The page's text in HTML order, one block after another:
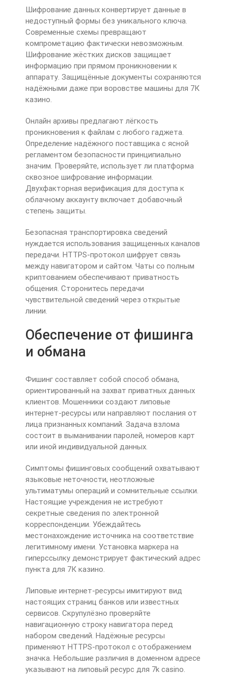
Шифрование данных конвертирует данные в
недоступный формы без уникального ключа.
Современные схемы превращают
компрометацию фактически невозможным.
Шифрование жёстких дисков защищает
информацию при прямом проникновении к
аппарату. Защищённые документы сохраняются
надёжными даже при воровстве машины для 7К
казино.
Онлайн архивы предлагают лёгкость
проникновения к файлам с любого гаджета.
Определение надёжного поставщика с ясной
регламентом безопасности принципиально
значим. Проверяйте, использует ли платформа
сквозное шифрование информации.
Двухфакторная верификация для доступа к
облачному аккаунту включает добавочный
степень защиты.
Безопасная транспортировка сведений
нуждается использования защищенных каналов
передачи. HTTPS-протокол шифрует связь
между навигатором и сайтом. Чаты со полным
криптованием обеспечивают приватность
общения. Сторонитесь передачи
чувствительной сведений через открытые
линии.
Обеспечение от фишинга
и обмана
Фишинг составляет собой способ обмана,
ориентированный на захват приватных данных
клиентов. Мошенники создают липовые
интернет-ресурсы или направляют послания от
лица признанных компаний. Задача взлома
состоит в выманивании паролей, номеров карт
или иной индивидуальной данных.
Симптомы фишинговых сообщений охватывают
языковые неточности, неотложные
ультиматумы операций и сомнительные ссылки.
Настоящие учреждения не истребуют
секретные сведения по электронной
корреспонденции. Убеждайтесь
местонахождение источника на соответствие
легитимному имени. Установка маркера на
гиперссылку демонстрирует фактический адрес
пункта для 7К казино.
Липовые интернет-ресурсы имитируют вид
настоящих страниц банков или известных
сервисов. Скрупулёзно проверяйте
навигационную строку навигатора перед
набором сведений. Надёжные ресурсы
применяют HTTPS-протокол с отображением
значка. Небольшие различия в доменном адресе
указывают на липовый ресурс для 7k casino.